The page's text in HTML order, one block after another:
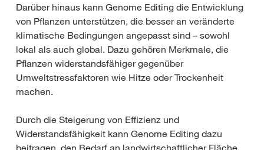
Darüber hinaus kann Genome Editing die Entwicklung
von Pflanzen unterstützen, die besser an veränderte
klimatische Bedingungen angepasst sind – sowohl
lokal als auch global. Dazu gehören Merkmale, die
Pflanzen widerstandsfähiger gegenüber
Umweltstressfaktoren wie Hitze oder Trockenheit
machen.
Durch die Steigerung von Effizienz und
Widerstandsfähigkeit kann Genome Editing dazu
beitragen, den Bedarf an landwirtschaftlicher Fläche